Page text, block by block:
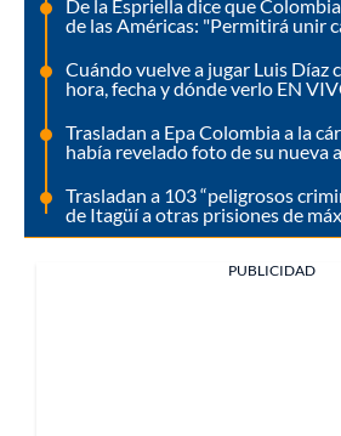
De la Espriella dice que
de las Américas: "Permitirá unir
Cuándo vuelve a jugar Luis Díaz
hora, fecha y dónde verlo EN
Trasladan a Epa Colombia a la
había revelado foto de su nueva
Trasladan a 103 “peligrosos
de Itagüí a otras prisiones de
PUBLICIDAD